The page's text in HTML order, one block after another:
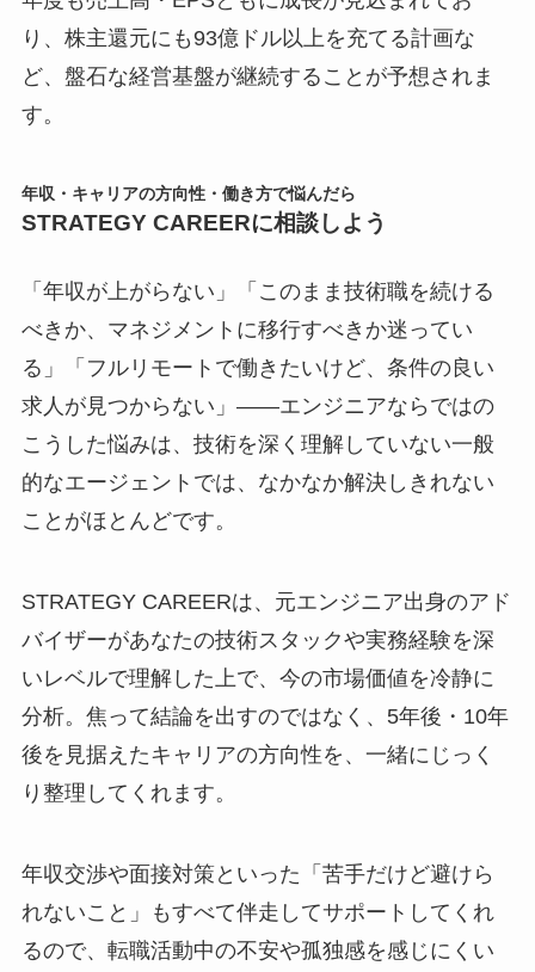
り、株主還元にも93億ドル以上を充てる計画な
ど、盤石な経営基盤が継続することが予想されま
す。
年収・キャリアの方向性・働き方で悩んだら
STRATEGY CAREERに相談しよう
「年収が上がらない」「このまま技術職を続ける
べきか、マネジメントに移行すべきか迷ってい
る」「フルリモートで働きたいけど、条件の良い
求人が見つからない」――エンジニアならではの
こうした悩みは、技術を深く理解していない一般
的なエージェントでは、なかなか解決しきれない
ことがほとんどです。
STRATEGY CAREERは、元エンジニア出身のアド
バイザーがあなたの技術スタックや実務経験を深
いレベルで理解した上で、今の市場価値を冷静に
分析。焦って結論を出すのではなく、5年後・10年
後を見据えたキャリアの方向性を、一緒にじっく
り整理してくれます。
年収交渉や面接対策といった「苦手だけど避けら
れないこと」もすべて伴走してサポートしてくれ
るので、転職活動中の不安や孤独感を感じにくい